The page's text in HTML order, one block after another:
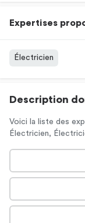
Expertises
Électricien
Description
Voici la liste des
Électricien,